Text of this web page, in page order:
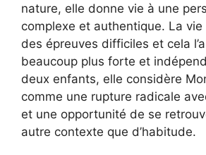
nature, elle donne vie à une
complexe et authentique. La vie
des épreuves difficiles et cela
beaucoup plus forte et
deux enfants, elle considère
comme une rupture radicale
et une opportunité de se
autre contexte que d’habitude.